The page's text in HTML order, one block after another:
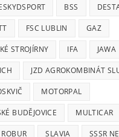
BSS
FSC LUBLIN GAZ
STROJÍRNY IFA JAWA
JZD AGROKOMBINÁT
MOTORPAL
BUDĚJOVICE MULTICAR
ROBUR SLAVIA SSSR